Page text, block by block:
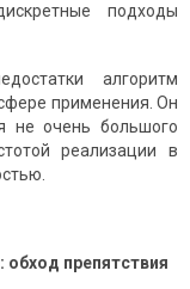
подходы
алгоритм
применения. Он
не очень большого
реализации в
препятствия